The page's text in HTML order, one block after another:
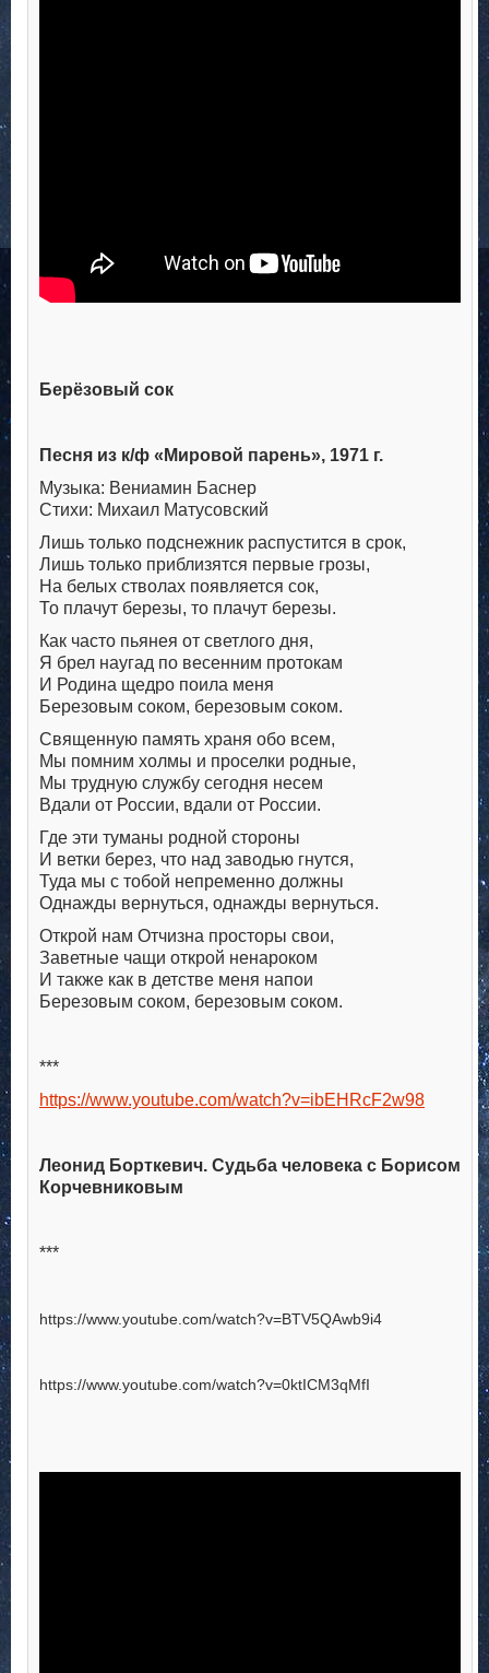
Берёзовый сок
Песня из к/ф «Мировой парень», 1971 г.
Музыка: Вениамин Баснер
Стихи: Михаил Матусовский
Лишь только подснежник распустится в срок,
Лишь только приблизятся первые грозы,
На белых стволах появляется сок,
То плачут березы, то плачут березы.
Как часто пьянея от светлого дня,
Я брел наугад по весенним протокам
И Родина щедро поила меня
Березовым соком, березовым соком.
Священную память храня обо всем,
Мы помним холмы и проселки родные,
Мы трудную службу сегодня несем
Вдали от России, вдали от России.
Где эти туманы родной стороны
И ветки берез, что над заводью гнутся,
Туда мы с тобой непременно должны
Однажды вернуться, однажды вернуться.
Открой нам Отчизна просторы свои,
Заветные чащи открой ненароком
И также как в детстве меня напои
Березовым соком, березовым соком.
***
https://www.youtube.com/watch?v=ibEHRcF2w98
Леонид Борткевич. Судьба человека с Борисом
Корчевниковым
***
https://www.youtube.com/watch?v=BTV5QAwb9i4
https://www.youtube.com/watch?v=0ktICM3qMfI